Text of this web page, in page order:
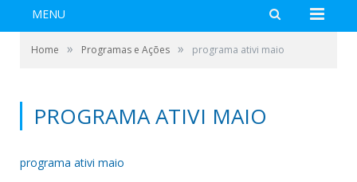
MENU
Home » Programas e Ações » programa ativi maio
PROGRAMA ATIVI MAIO
programa ativi maio